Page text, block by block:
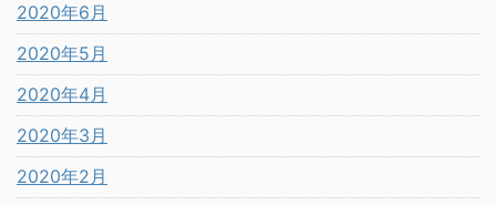
2020年6月
2020年5月
2020年4月
2020年3月
2020年2月